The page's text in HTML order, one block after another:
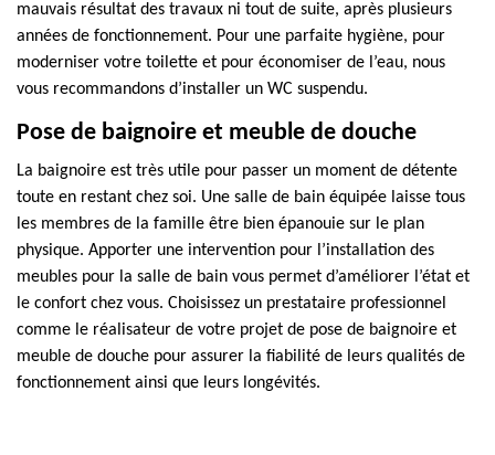
mauvais résultat des travaux ni tout de suite, après plusieurs
années de fonctionnement. Pour une parfaite hygiène, pour
moderniser votre toilette et pour économiser de l’eau, nous
vous recommandons d’installer un WC suspendu.
Pose de baignoire et meuble de douche
La baignoire est très utile pour passer un moment de détente
toute en restant chez soi. Une salle de bain équipée laisse tous
les membres de la famille être bien épanouie sur le plan
physique. Apporter une intervention pour l’installation des
meubles pour la salle de bain vous permet d’améliorer l’état et
le confort chez vous. Choisissez un prestataire professionnel
comme le réalisateur de votre projet de pose de baignoire et
meuble de douche pour assurer la fiabilité de leurs qualités de
fonctionnement ainsi que leurs longévités.